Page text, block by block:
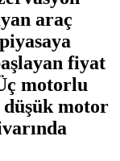
araç
fiyat
motorlu
düşük motor